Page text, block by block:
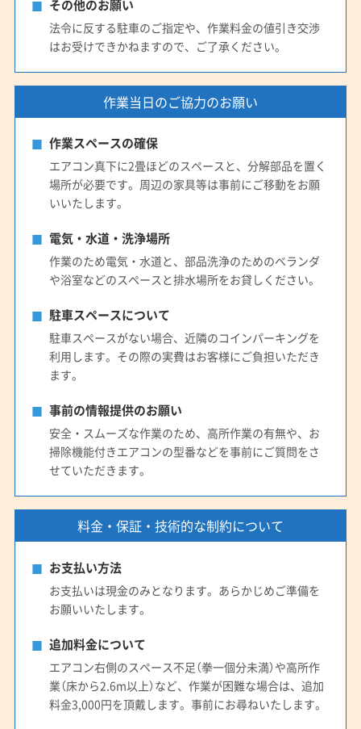
その他のお願い
法令に反する駐車のご指定や、作業料金の値引き交渉
はお受けできかねますので、ご了承ください。
作業当日のご協力のお願い
作業スペースの確保
エアコン真下に2畳ほどのスペースと、分解部品を置く
場所が必要です。周辺の家具等は事前にご移動をお願
いいたします。
電気・水道・洗浄場所
作業のため電気・水道と、部品洗浄のためのベランダ
や浴室などのスペースと排水場所をお貸しください。
駐車スペースについて
駐車スペースがない場合、近隣のコインパーキングを
利用します。その際の実費はお客様にご負担いただき
ます。
事前の情報提供のお願い
安全・スムーズな作業のため、高所作業の有無や、お
掃除機能付きエアコンの型番などを事前にご質問をさ
せていただきます。
料金・保証・技術的な制約について
お支払い方法
お支払いは現金のみとなります。あらかじめご準備を
お願いいたします。
追加料金について
エアコン右側のスペース不足（拳一個分未満）や高所作
業（床から2.6m以上）など、作業が困難な場合は、追加
料金3,000円を頂戴します。事前にお尋ねいたします。